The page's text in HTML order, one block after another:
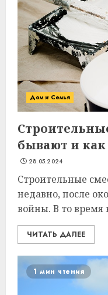
Дом и Семья
бывают и
28.05.2024
Строительные
недавно, после
войны. В то время
ЧИТАТЬ ДАЛЕЕ
1 мин чтения